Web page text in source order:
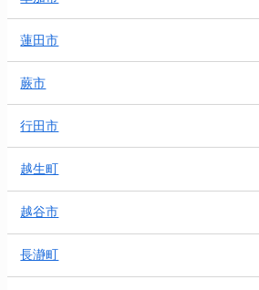
蓮田市
蕨市
行田市
越生町
越谷市
長瀞町